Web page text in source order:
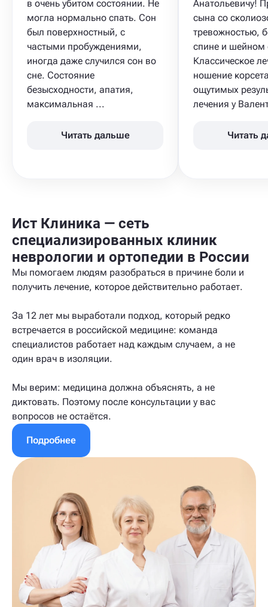
в очень убитом состоянии. Не
могла нормально спать. Сон
был поверхностный, с
частыми пробуждениями,
иногда даже случился сон во
сне. Состояние
безысходности, апатия,
максимальная ...
Читать дальше
Анатольевичу!
сына со
тревожностью,
спине и шейном
Классическое
ношение
ощутимых
лечения у
Читать
Ист Клиника — сеть
специализированных клиник
неврологии и ортопедии в России
Мы помогаем людям разобраться в причине боли и
получить лечение, которое действительно работает.
За 12 лет мы выработали подход, который редко
встречается в российской медицине: команда
специалистов работает над каждым случаем, а не
один врач в изоляции.
Мы верим: медицина должна объяснять, а не
диктовать. Поэтому после консультации у вас
вопросов не остаётся.
Подробнее